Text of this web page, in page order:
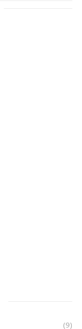
(9)